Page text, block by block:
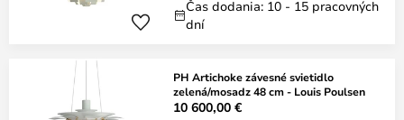
Čas dodania: 10 - 15 pracovných
dní
PH Artichoke závesné svietidlo
zelená/mosadz 48 cm - Louis Poulsen
10 600,00 €